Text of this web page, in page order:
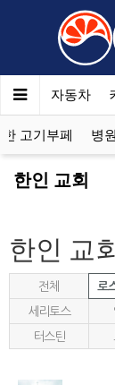
여행 자동차
고기부페 병원
한인 교회
한인 교
전체 로
세리토스
터스틴